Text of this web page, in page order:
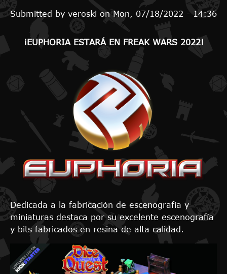
Submitted by veroski onMon, 07/18/2022 - 14:36
¡EUPHORIA ESTARÁ EN FREAK WARS 2022!
Dedicada a la fabricación de escenografía y
miniaturas destaca por su excelente escenografía
y bits fabricados en resina de alta calidad.